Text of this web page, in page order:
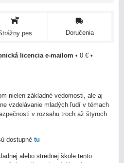
pes Doručenia
licencia e-mailom • 0 € •
nielen základné vedomosti, ale aj
vzdelávanie mladých ľudí v témach
v rozsahu troch až štyroch
dostupné tu
alebo strednej škole tento